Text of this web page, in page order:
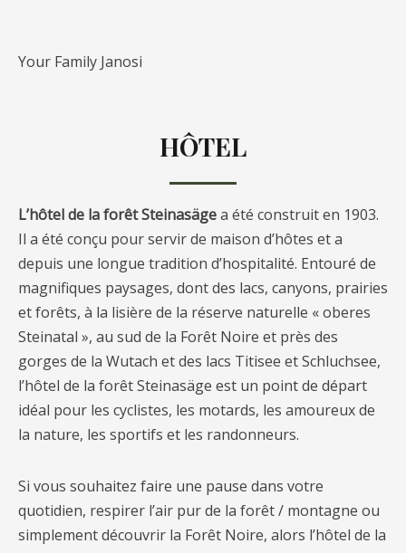
Your Family Janosi
HÔTEL
L’hôtel de la forêt Steinasägea été construit en 1903.
Il a été conçu pour servir de maison d’hôtes et a
depuis une longue tradition d’hospitalité. Entouré de
magnifiques paysages, dont des lacs, canyons, prairies
et forêts, à la lisière de la réserve naturelle « oberes
Steinatal », au sud de la Forêt Noire et près des
gorges de la Wutach et des lacs Titisee et Schluchsee,
l’hôtel de la forêt Steinasäge est un point de départ
idéal pour les cyclistes, les motards, les amoureux de
la nature, les sportifs et les randonneurs.
Si vous souhaitez faire une pause dans votre
quotidien, respirer l’air pur de la forêt / montagne ou
simplement découvrir la Forêt Noire, alors l’hôtel de la